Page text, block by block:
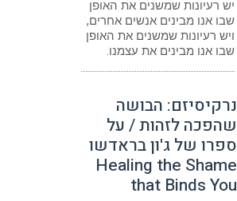
יש רעיונות שמשנים את האופן
שבו אנו מבינים אנשים אחרים,
ויש רעיונות שמשנים את האופן
שבו אנו מבינים את עצמנו.
נרקיסיזם: הבושה
שהפכה לזהות / על
ספרו של ג'ון בראדשו
Healing the Shame
that Binds You